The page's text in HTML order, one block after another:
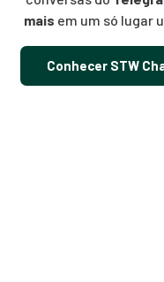
mais em um só lugar
Conhecer STW